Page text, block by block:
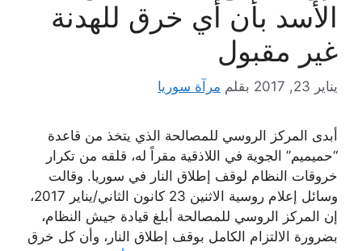
الأسد بأن أي خرق للهدنة
غير مقبول
يناير 23, 2017 بقلم مرآة سوريا
أبدى المركز الروسي للمصالحة الذي يتخذ من قاعدة
“حميميم” الجوية في اللاذقية مقراً له، قلقه من تكرار
خروقات النظام لوقف إطلاق النار في سوريا. وقالت
وسائل إعلام روسية الاثنين 23 كانون الثاني/يناير 2017،
إن المركز الروسي للمصالحة أبلغ قيادة جيش النظام،
بضرورة الالتزام الكامل بوقف إطلاق النار، وأن كل خرق